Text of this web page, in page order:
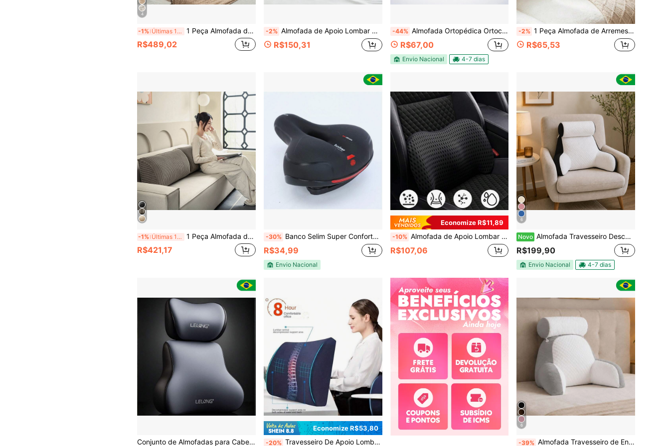
4
-1% Últimas 11 hrs 1 Peça Almofada de Encosto para Sofá de Sala de Estar, Almofada de Apoio Lombar Macia e Acolchoada para Janela de Baía, Tatame, Escritório, Design Triangular Minimalista
R$489,02
-2% Almofada de Apoio Lombar Ajustável, Almofada de Apoio para as Costas de Espuma de Memória para Dormir, Para Apoio Lombar e Sono, Adequada para Cama e Cadeira, Almofada de Apoio Lombar para Dormir, Apoio Lombar de Espuma de Memória Premium
R$150,31
-44% Almofada Ortopédica Ortocomfort Gel Pro Alívio Cóccix Coluna Silicone para Cadeiras Carros Travesseiro Corretor Postura Home Office
R$67,00
Envio Nacional 4-7 dias
-2% 1 Peça Almofada de Arremesso Estilo Minimalista Ins Cor Sólida Pentagrama, Macia e Amigável à Pele, Adequada para Sofá da Sala de Estar, Cabeceira da Cama, Suporte Lombar do Carro, Almofada de Encosto em Formato, 3 Tamanhos Disponíveis, Branco
R$65,53
-1% Últimas 11 hrs 1 Peça Almofada de Encosto para Sofá da Sala de Estar, Almofada Macia Acolchoada de Apoio Lombar para Assento de Janela, Tatame, Escritório, Design Triangular Minimalista
R$421,17
-30% Banco Selim Super Confortável Vazado com Sinalizador Traseiro Largo
R$34,99
Envio Nacional
Economize R$11,89
-10% Almofada de Apoio Lombar com Espuma de Memória e Alça Ajustável para Aliviar a Dor Lombar, para Cama, Cadeira de Escritório, Cadeira para Jogos, Poltrona (Preto)
R$107,06
6
Novo Almofada Travesseiro Descanso Encosto de Lombar ergonômico Antialérgico com Apoio de Cabeça e Braço
R$199,90
Envio Nacional 4-7 dias
Conjunto de Almofadas para Cabeça e Lombar – Suporte Ergonômico e Conforto Premium
Economize R$53,80
-20% Travesseiro De Apoio Lombar De 1 Peça Para Cadeira De Escritório E Assento De Carro, Travesseiro Lombar De Espuma De Memória Perfeitamente Equilibrado Almofada Traseira Multiuso Para Relaxamento Nas Costas
6
-39% Almofada Travesseiro de Encosto Ergonomica Para Leitura Tv Home Office